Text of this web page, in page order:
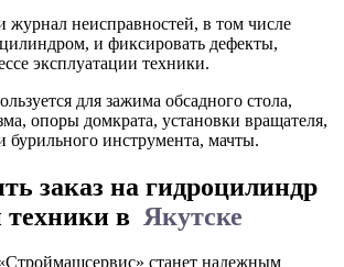
журнал неисправностей, в том числе
и фиксировать дефекты,
эксплуатации техники.
для зажима обсадного стола,
опоры домкрата, установки вращателя,
бурильного инструмента, мачты.
заказ на гидроцилиндр
техники в Якутске
станет надежным